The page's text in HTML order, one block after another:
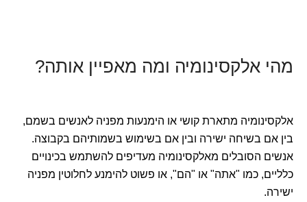
מהי אלקסינומיה ומה מאפיין אותה?
אלקסינומיה מתארת קושי או הימנעות מפניה לאנשים בשמם,
בין אם בשיחה ישירה ובין אם בשימוש בשמותיהם בקבוצה.
אנשים הסובלים מאלקסינומיה מעדיפים להשתמש בכינויים
כלליים, כמו "אתה" או "הם", או פשוט להימנע לחלוטין מפניה
ישירה.